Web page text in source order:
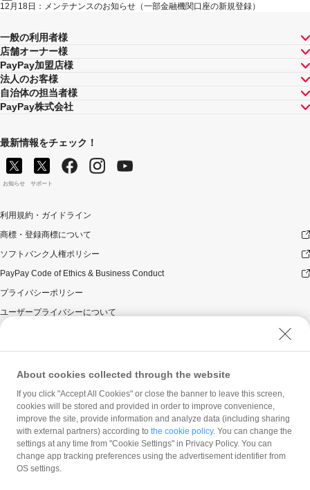
12月18日：メンテナンスのお知らせ（一部金融機関口座の新規登録）
一般の利用者様
店舗オーナー様
PayPay加盟店様
法人のお客様
自治体の担当者様
PayPay株式会社
最新情報をチェック！
お知らせ サポート
利用規約・ガイドライン
商標・登録商標について
ソフトバンク人権ポリシー
PayPay Code of Ethics & Business Conduct
プライバシーポリシー
ユーザープライバシーについて
ウェブサイト利用規約
反社会的勢力に対する方針
勧誘方針
マネロン等基本方針
カスタマーハラスメントに関する当社の考え方
About cookies collected through the website
If you click "Accept All Cookies" or close the banner to leave this screen,
cookies will be stored and provided in order to improve convenience,
improve the site, provide information and analyze data (including sharing
with external partners) according to the cookie policy. You can change the
settings at any time from "Cookie Settings" in Privacy Policy. You can
change app tracking preferences using the advertisement identifier from
OS settings.